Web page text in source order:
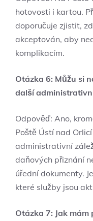
hotovosti i kartou.
doporučuje zjistit,
akceptován, aby
komplikacím.
Otázka 6: Můžu si
další
Odpověď: Ano,
Poště Ústí nad
administrativní
daňových přiznání
úřední dokumenty.
které služby jsou
Otázka 7: Jak